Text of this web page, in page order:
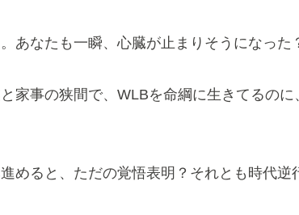
あなたも一瞬、心臓が止まりそうになった
家事の狭間で、WLBを命綱に生きてるの
めると、ただの覚悟表明？それとも時代逆